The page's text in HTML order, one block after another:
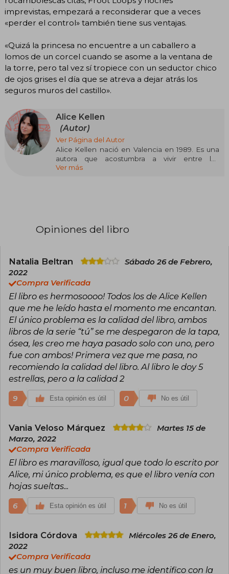
imprevistas, empezará a reconsiderar que a veces
«perder el control» también tiene sus ventajas.
«Quizá la princesa no encuentre a un caballero a
lomos de un corcel cuando se asome a la ventana de
la torre, pero tal vez sí tropiece con un seductor chico
de ojos grises el día que se atreva a dejar atrás los
seguros muros del castillo».
Alice Kellen
(Autor)
Ver Página del Autor
Alice Kellen nació en Valencia en 1989. Es una
autora que acostumbra a vivir entre los
personajes, las escenas y las emociones que
ocurra: Todo lo que nunca fuimos y Todo lo que
chocolate y a las visitas interminables a librerías.
Ver más
Opiniones del libro
Natalia Beltran
Sábado 26 de Febrero,
2022
Compra Verificada
El libro es hermosoooo! Todos los de Alice Kellen
que me he leído hasta el momento me encantan.
El único problema es la calidad del libro, ambos
libros de la serie “tú” se me despegaron de la tapa,
ósea, les creo me haya pasado solo con uno, pero
fue con ambos! Primera vez que me pasa, no
recomiendo la calidad del libro. Al libro le doy 5
estrellas, pero a la calidad 2
9 Esta opinión es útil 0 No es útil
Vania Veloso Márquez
Martes 15 de
Marzo, 2022
Compra Verificada
El libro es maravilloso, igual que todo lo escrito por
Alice, mi único problema, es que el libro venía con
hojas sueltas...
6 Esta opinión es útil 1 No es útil
Isidora Córdova
Miércoles 26 de Enero,
2022
Compra Verificada
es un muy buen libro, incluso me identifico con la